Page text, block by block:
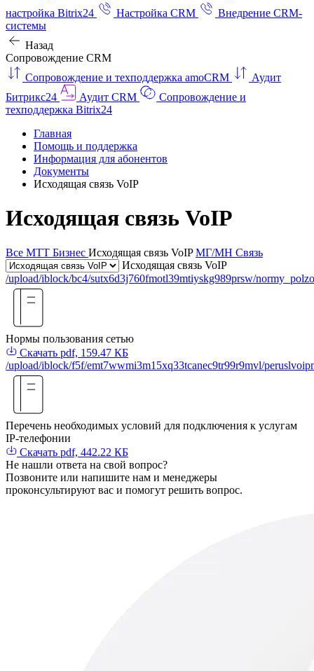
настройка Bitrix24
Настройка CRM
Внедрение CRM-
системы
Назад
Сопровождение CRM
Сопровождение и техподдержка amoCRM
Аудит
Битрикс24
Аудит CRM
Сопровождение и
техподдержка Bitrix24
Главная
Помощь и поддержка
Информация для абонентов
Документы
Исходящая связь VoIP
Исходящая связь VoIP
Все МТТ Бизнес Исходящая связь VoIP МГ/МН Связь
Исходящая связь VoIP
/upload/iblock/bc4/sutx6d3j760fmotl39mtiyskg989prsw/
Нормы пользования сетью
Скачать pdf, 159.47 КБ
/upload/iblock/f5f/emt7wwmi3m15xq33tcanec9tr99r9mvl/
Перечень необходимых условий для подключения к услугам
IP-телефонии
Скачать pdf, 442.22 КБ
Не нашли ответа на свой вопрос?
Позвоните или напишите нам и менеджеры
проконсультируют вас и помогут решить вопрос.